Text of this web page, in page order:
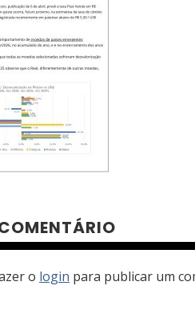
o login para publicar um